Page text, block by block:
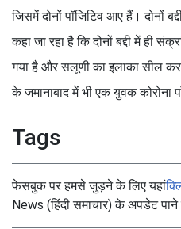
जिसमें दोनों पॉजिटिव आए हैं। दोनों
कहा जा रहा है कि दोनों बद्दी में ही
गया है और सलूणी का इलाका सील
के जमानाबाद में भी एक युवक कोरोना
Tags
फेसबुक पर हमसे जुड़ने के लिए यहां
News (हिंदी समाचार) के अपडेट